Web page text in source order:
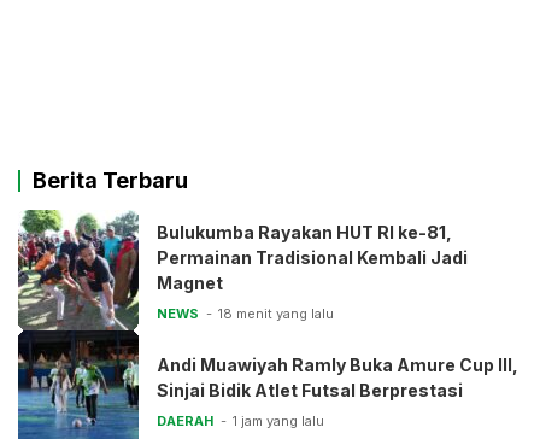
Berita Terbaru
Bulukumba Rayakan HUT RI ke-81,
Permainan Tradisional Kembali Jadi
Magnet
NEWS 18 menit yang lalu
Andi Muawiyah Ramly Buka Amure Cup III,
Sinjai Bidik Atlet Futsal Berprestasi
DAERAH 1 jam yang lalu